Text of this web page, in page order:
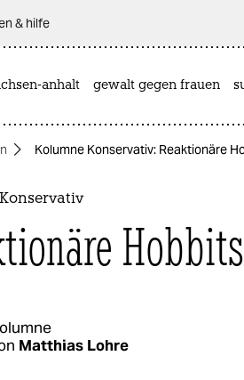
& hilfe
anhalt gewalt gegen frauen
Kolumne Konservativ: Reaktionäre
Hobbits
Matthias Lohre